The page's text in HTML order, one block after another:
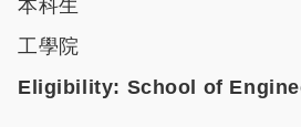
本科生
工學院
Eligibility: School of